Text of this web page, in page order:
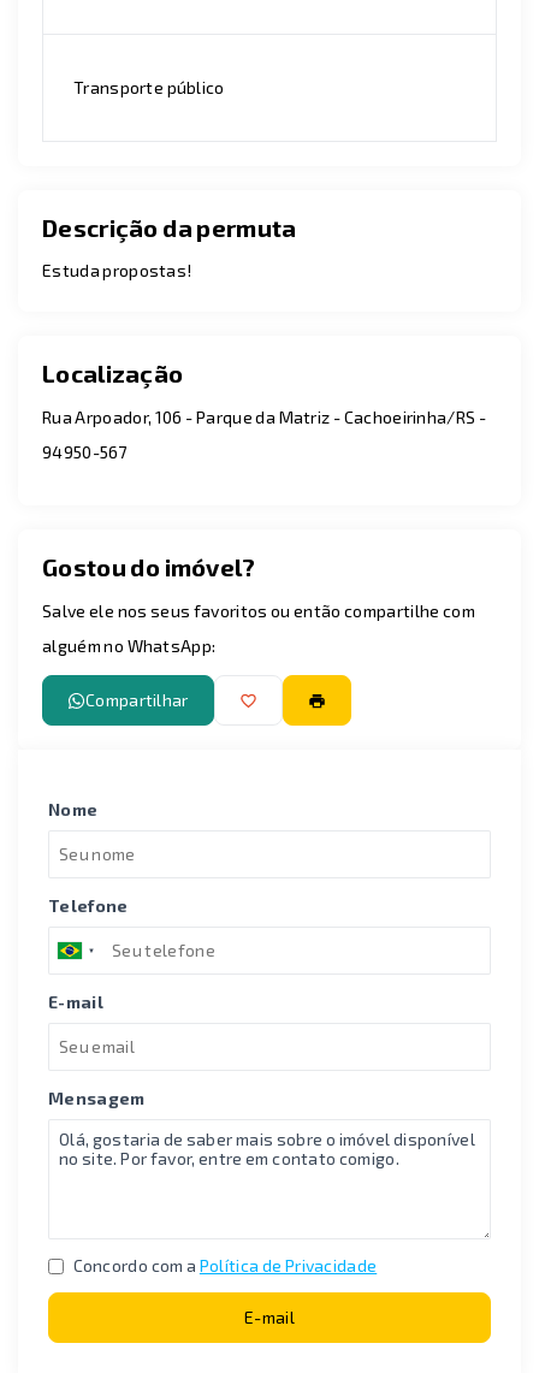
Transporte público
Descrição da permuta
Estuda propostas!
Localização
Rua Arpoador, 106 - Parque da Matriz - Cachoeirinha/RS -
94950-567
Gostou do imóvel?
Salve ele nos seus favoritos ou então compartilhe com
alguém no WhatsApp:
Compartilhar
Nome
Telefone
E-mail
Mensagem
Concordo com a Política de Privacidade
E-mail